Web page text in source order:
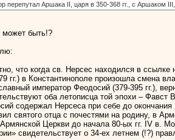
перепутал Аршака II, царя в 350-368 гг., с Аршаком
может быть!?
что когда св. Нерсес находился в
гг.) в Константинополе произошла смена
император Феодосий (379-395 гг.),
оба летописца той эпохи –
содержал Нерсеса при себе до окончания
святого отца с почестями на родину, в
Церкви до начала 80-ых гг. IV в.
свидетельствует о 34-ех летнем (!?)